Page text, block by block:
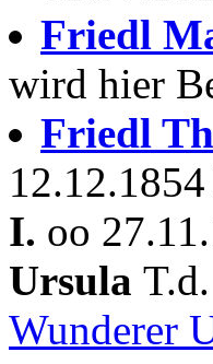
Friedl
wird hier
Friedl
I. oo
Ursula T.d.
Wunderer